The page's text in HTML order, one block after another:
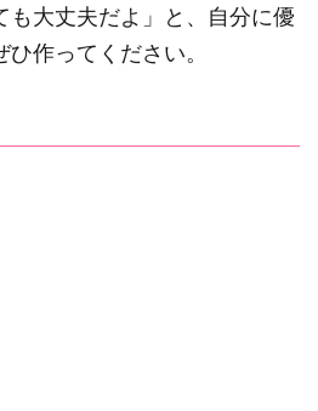
も大丈夫だよ」と、自分に優
作ってください。